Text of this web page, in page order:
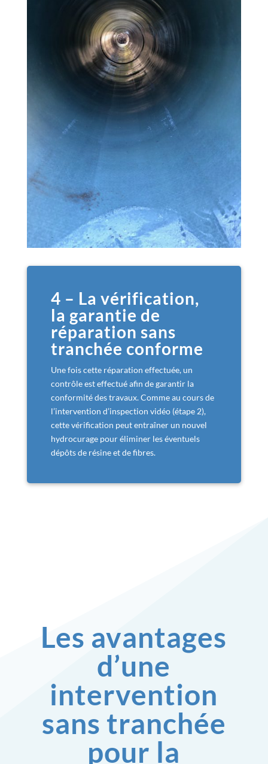
4 – La vérification,
la garantie de
réparation sans
tranchée conforme
Une fois cette réparation effectuée, un
contrôle est effectué afin de garantir la
conformité des travaux. Comme au cours de
l’intervention d’inspection vidéo (étape 2),
cette vérification peut entraîner un nouvel
hydrocurage pour éliminer les éventuels
dépôts de résine et de fibres.
Les avantages
d’une
intervention
sans tranchée
pour la